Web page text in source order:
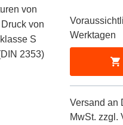
von
von
S
2353)
Werktagen
Versand an
MwSt. zzgl.